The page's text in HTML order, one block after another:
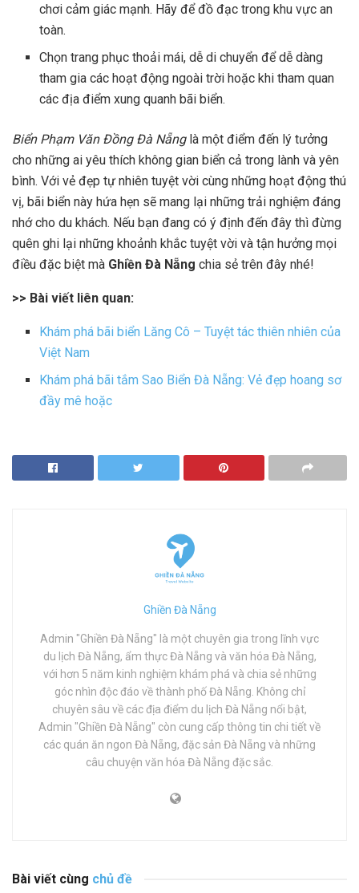
chơi cảm giác mạnh. Hãy để đồ đạc trong khu vực an
toàn.
Chọn trang phục thoải mái, dễ di chuyển để dễ dàng
tham gia các hoạt động ngoài trời hoặc khi tham quan
các địa điểm xung quanh bãi biển.
Biển Phạm Văn Đồng Đà Nẵnglà một điểm đến lý tưởng
cho những ai yêu thích không gian biển cả trong lành và yên
bình. Với vẻ đẹp tự nhiên tuyệt vời cùng những hoạt động thú
vị, bãi biển này hứa hẹn sẽ mang lại những trải nghiệm đáng
nhớ cho du khách. Nếu bạn đang có ý định đến đây thì đừng
quên ghi lại những khoảnh khắc tuyệt vời và tận hưởng mọi
điều đặc biệt mà Ghiền Đà Nẵng chia sẻ trên đây nhé!
>> Bài viết liên quan:
Khám phá bãi biển Lăng Cô – Tuyệt tác thiên nhiên của
Việt Nam
Khám phá bãi tắm Sao Biển Đà Nẵng: Vẻ đẹp hoang sơ
đầy mê hoặc
Ghiền Đà Nẵng
Admin "Ghiền Đà Nẵng" là một chuyên gia trong lĩnh vực
du lịch Đà Nẵng, ẩm thực Đà Nẵng và văn hóa Đà Nẵng,
với hơn 5 năm kinh nghiệm khám phá và chia sẻ những
góc nhìn độc đáo về thành phố Đà Nẵng. Không chỉ
chuyên sâu về các địa điểm du lịch Đà Nẵng nổi bật,
Admin "Ghiền Đà Nẵng" còn cung cấp thông tin chi tiết về
các quán ăn ngon Đà Nẵng, đặc sản Đà Nẵng và những
câu chuyện văn hóa Đà Nẵng đặc sắc.
Bài viết cùng chủ đề